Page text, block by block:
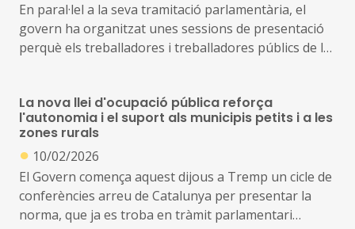
En paral·lel a la seva tramitació parlamentària, el
govern ha organitzat unes sessions de presentació
perquè els treballadores i treballadores públics de la
contingut de la llei en un moment clau per al sistema
d’ocupació pública del país
Marçal Ortuño, president de l’Àrea de Funció Pública
de la Federació de Municipis de Catalunya i alcalde de
Torelló, va assistir ahir a aquest acte, que va tenir
lloc a l’Escola d’Administració Pública de Catalunya
La nova llei d'ocupació pública reforça
l'autonomia i el suport als municipis petits i a les
zones rurals
● 10/02/2026
El Govern comença aquest dijous a Tremp un cicle de
conferències arreu de Catalunya per presentar la
norma, que ja es troba en tràmit parlamentari